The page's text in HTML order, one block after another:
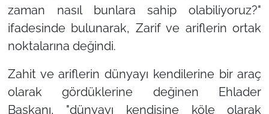
zaman nasıl bunlara sahip olabiliyoruz?"
ifadesinde bulunarak, Zarif ve ariflerin ortak
noktalarına değindi.
Zahit ve ariflerin dünyayı kendilerine bir araç
olarak gördüklerine değinen Ehlader
Başkanı, "dünyayı kendisine köle olarak